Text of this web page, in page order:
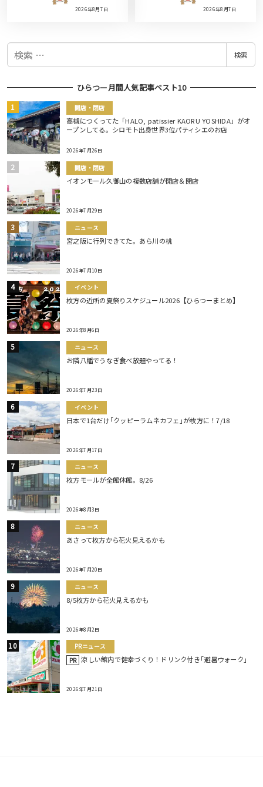
2026年8月7日 2026年8月7日
検
検索
ひらつー月間人気記事ベスト10
開店・閉店
高槻につくってた「HALO, patissier KAORU YOSHIDA」がオ
ープンしてる。シロモト出身世界3位パティシエのお店
2026年7月26日
開店・閉店
イオンモール久御山の複数店舗が開店＆閉店
2026年7月29日
ニュース
宮之阪に行列できてた。あら川の桃
2026年7月10日
イベント
枚方の近所の夏祭りスケジュール2026【ひらつーまとめ】
2026年8月6日
ニュース
お隣八幡でうなぎ食べ放題やってる！
2026年7月23日
イベント
日本で1台だけ｢クッピーラムネカフェ｣が枚方に！7/18
2026年7月17日
ニュース
枚方モールが全館休館。8/26
2026年8月3日
ニュース
あさって枚方から花火見えるかも
2026年7月20日
ニュース
8/5枚方から花火見えるかも
2026年8月2日
PRニュース
PR 涼しい館内で健幸づくり！ドリンク付き｢避暑ウォーク｣
2026年7月21日